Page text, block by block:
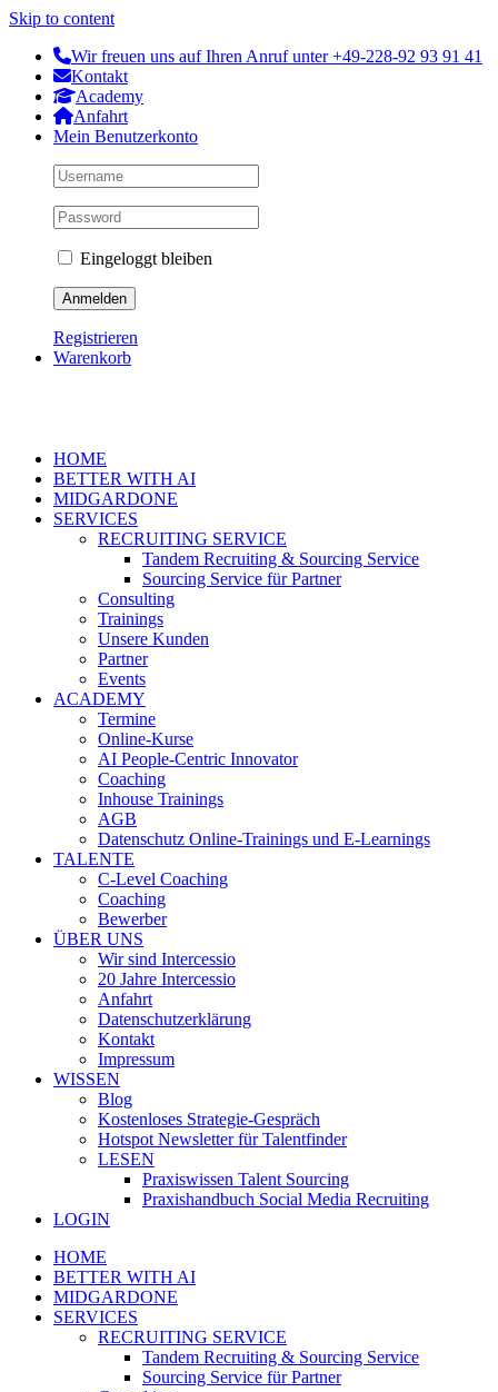
Skip to content
Wir freuen uns auf Ihren Anruf unter +49-228-92 93 91 41
Kontakt
Academy
Anfahrt
Mein Benutzerkonto
Eingeloggt bleiben
Registrieren
Warenkorb
HOME
BETTER WITH AI
MIDGARDONE
SERVICES
RECRUITING SERVICE
Tandem Recruiting & Sourcing Service
Sourcing Service für Partner
Consulting
Trainings
Unsere Kunden
Partner
Events
ACADEMY
Termine
Online-Kurse
AI People-Centric Innovator
Coaching
Inhouse Trainings
AGB
Datenschutz Online-Trainings und E-Learnings
TALENTE
C-Level Coaching
Coaching
Bewerber
ÜBER UNS
Wir sind Intercessio
20 Jahre Intercessio
Anfahrt
Datenschutzerklärung
Kontakt
Impressum
WISSEN
Blog
Kostenloses Strategie-Gespräch
Hotspot Newsletter für Talentfinder
LESEN
Praxiswissen Talent Sourcing
Praxishandbuch Social Media Recruiting
LOGIN
HOME
BETTER WITH AI
MIDGARDONE
SERVICES
RECRUITING SERVICE
Tandem Recruiting & Sourcing Service
Sourcing Service für Partner